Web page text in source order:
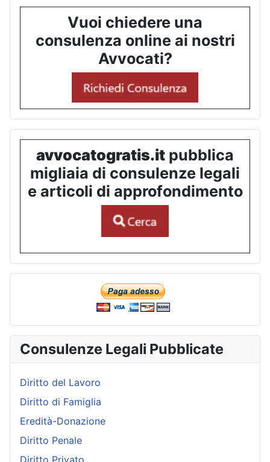
Vuoi chiedere una
consulenza online ai nostri
Avvocati?
avvocatogratis.it pubblica
migliaia di consulenze legali
e articoli di approfondimento
Consulenze Legali Pubblicate
Diritto del Lavoro
Diritto di Famiglia
Eredità-Donazione
Diritto Penale